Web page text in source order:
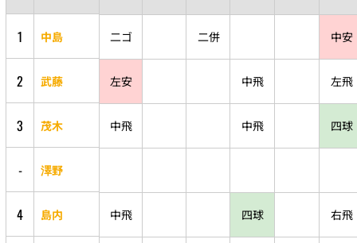
1 中島 二ゴ 二併 中安
2 武藤 左安 中飛 左飛
3 茂木 中飛 中飛 四球
- 澤野
4 島内 中飛 四球 右飛